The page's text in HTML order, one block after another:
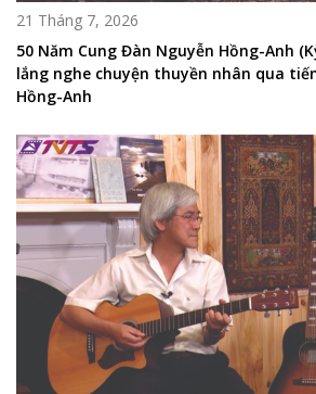
21 Tháng 7, 2026
50 Năm Cung Đàn Nguyễn Hồng-Anh
lắng nghe chuyện thuyền nhân qua
Hồng-Anh